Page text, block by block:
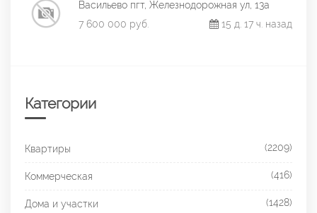
Васильево пгт, Железнодорожная ул, 13а
7 600 000 руб.
15 д. 17 ч. назад
Категории
Квартиры (2209)
Коммерческая (416)
Дома и участки (1428)